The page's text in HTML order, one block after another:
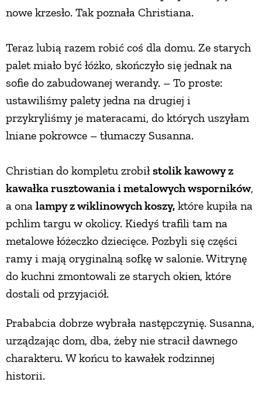
nowe krzesło. Tak poznała Christiana.
Teraz lubią razem robić coś dla domu. Ze starych
palet miało być łóżko, skończyło się jednak na
sofie do zabudowanej werandy. – To proste:
ustawiliśmy palety jedna na drugiej i
przykryliśmy je materacami, do których uszyłam
lniane pokrowce – tłumaczy Susanna.
Christian do kompletu zrobił stolik kawowy z
kawałka rusztowania i metalowych wsporników,
a ona lampy z wiklinowych koszy, które kupiła na
pchlim targu w okolicy. Kiedyś trafili tam na
metalowe łóżeczko dziecięce. Pozbyli się części
ramy i mają oryginalną sofkę w salonie. Witrynę
do kuchni zmontowali ze starych okien, które
dostali od przyjaciół.
Prababcia dobrze wybrała następczynię. Susanna,
urządzając dom, dba, żeby nie stracił dawnego
charakteru. W końcu to kawałek rodzinnej
historii.